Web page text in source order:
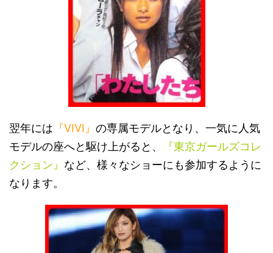
翌年には 『VIVI』 の専属モデルとなり、一気に人気
モデルの座へと駆け上がると、
『東京ガールズコレ
クション』 など、様々なショーにも参加するように
なります。